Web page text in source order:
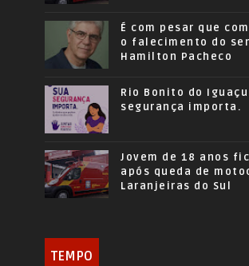
É com pesar que
o falecimento do
Hamilton Pacheco
Rio Bonito do Iguaçu
segurança importa.
Jovem de 18 anos
após queda de
Laranjeiras do Sul
TEMPO